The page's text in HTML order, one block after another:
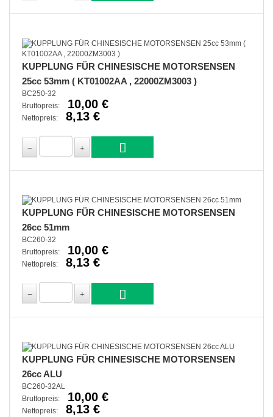
KUPPLUNG FÜR CHINESISCHE MOTORSENSEN
25cc 53mm ( KT01002AA , 22000ZM3003 )
BC250-32
Bruttopreis:
10,00 €
Nettopreis: 8,13 €
KUPPLUNG FÜR CHINESISCHE MOTORSENSEN
26cc 51mm
BC260-32
Bruttopreis:
10,00 €
Nettopreis: 8,13 €
KUPPLUNG FÜR CHINESISCHE MOTORSENSEN
26cc ALU
BC260-32AL
Bruttopreis:
10,00 €
Nettopreis: 8,13 €